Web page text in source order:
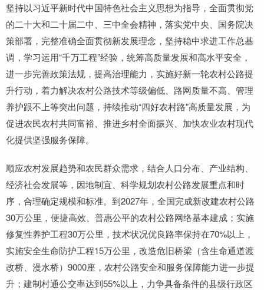
坚持以习近平新时代中国特色社会主义思想为指导，全面贯彻党
的二十大和二十届二中、三中全会精神，落实党中央、国务院决
策部署，完整准确全面贯彻新发展理念，坚持稳中求进工作总基
调，学习运用“千万工程”经验，统筹高质量发展和高水平安全，
进一步完善政策法规，提高治理能力，实施好新一轮农村公路提
升行动，着力解决农村公路技术等级偏低、路网质量不高、管理
养护跟不上等突出问题，持续推动“四好农村路”高质量发展，为
促进农民农村共同富裕、推进乡村全面振兴、加快农业农村现代
化提供坚强服务保障。
顺应农村发展趋势和农民群众需求，结合人口分布、产业结构、
经济社会发展等，因地制宜、科学规划农村公路发展重点和时
序，合理确定规模和标准。到2027年，全国完成新改建农村公路
30万公里，便捷高效、普惠公平的农村公路网络基本建成；实施
修复性养护工程30万公里，技术状况优良路率保持在70%以上，
实施安全生命防护工程15万公里，改造危旧桥梁（含生命通道渡
改桥、漫水桥）9000座，农村公路安全和服务保障能力进一步提
升；建制村通公交率达到55%以上，力争具备条件的县级行政区